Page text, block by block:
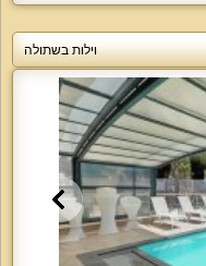
וילות בשתולה